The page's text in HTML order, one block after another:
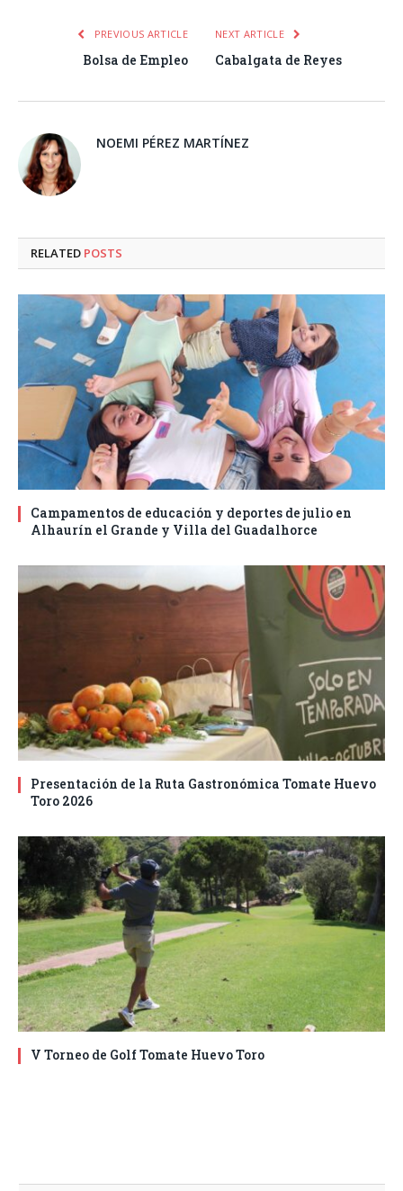
PREVIOUS ARTICLE
Bolsa de Empleo
NEXT ARTICLE
Cabalgata de Reyes
NOEMI PÉREZ MARTÍNEZ
RELATED POSTS
Campamentos de educación y deportes de julio en
Alhaurín el Grande y Villa del Guadalhorce
Presentación de la Ruta Gastronómica Tomate Huevo
Toro 2026
V Torneo de Golf Tomate Huevo Toro